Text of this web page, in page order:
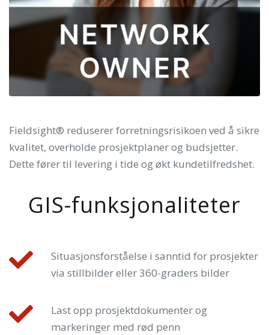
Fieldsight® reduserer forretningsrisikoen ved å sikre
kvalitet, overholde prosjektplaner og budsjetter.
Dette fører til levering i tide og økt kundetilfredshet.
GIS-funksjonaliteter
Situasjonsforståelse i sanntid for prosjekter
via stillbilder eller 360-graders bilder
Last opp prosjektdokumenter og
markeringer med rød penn